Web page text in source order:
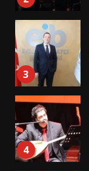
3
4